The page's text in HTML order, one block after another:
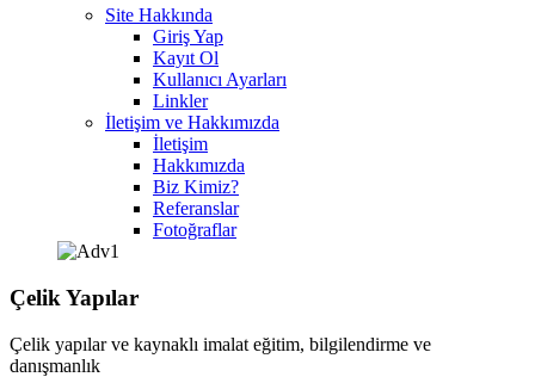
Site Hakkında
Giriş Yap
Kayıt Ol
Kullanıcı Ayarları
Linkler
İletişim ve Hakkımızda
İletişim
Hakkımızda
Biz Kimiz?
Referanslar
Fotoğraflar
Çelik Yapılar
Çelik yapılar ve kaynaklı imalat eğitim, bilgilendirme ve
danışmanlık